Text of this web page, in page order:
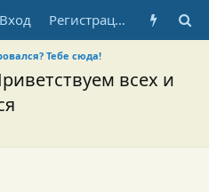
Вход Регистрация
Тебе сюда!
всех и